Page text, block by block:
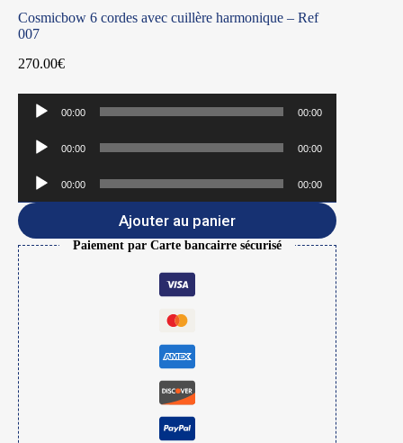
Cosmicbow 6 cordes avec cuillère harmonique – Ref
007
270.00€
Lecteur
audio
00:00 00:00
Lecteur
audio
00:00 00:00
Lecteur
audio
00:00 00:00
Ajouter au panier
Paiement par Carte bancairre sécurisé